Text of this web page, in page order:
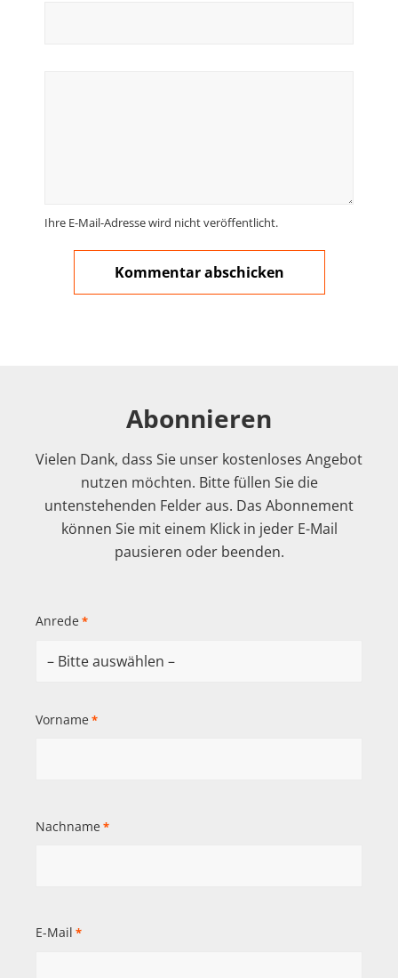
Ihre E-Mail-Adresse wird nicht veröffentlicht.
Abonnieren
Vielen Dank, dass Sie unser kostenloses Angebot
nutzen möchten. Bitte füllen Sie die
untenstehenden Felder aus. Das Abonnement
können Sie mit einem Klick in jeder E-Mail
pausieren oder beenden.
Anrede *
Vorname *
Nachname *
E-Mail *